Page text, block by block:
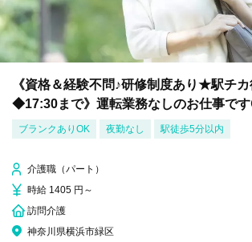
《資格＆経験不問♪研修制度あり★駅チ
◆17:30まで》運転業務なしのお仕事で
ブランクありOK 夜勤なし 駅徒歩5分以内
介護職（パート）
時給 1405 円～
訪問介護
神奈川県横浜市緑区